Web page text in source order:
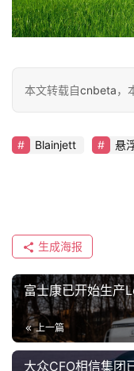
本文转载自cnbeta，
Blainjett 悬
生成海报
富士康已开始生产
上一篇
大众CFO相信集团